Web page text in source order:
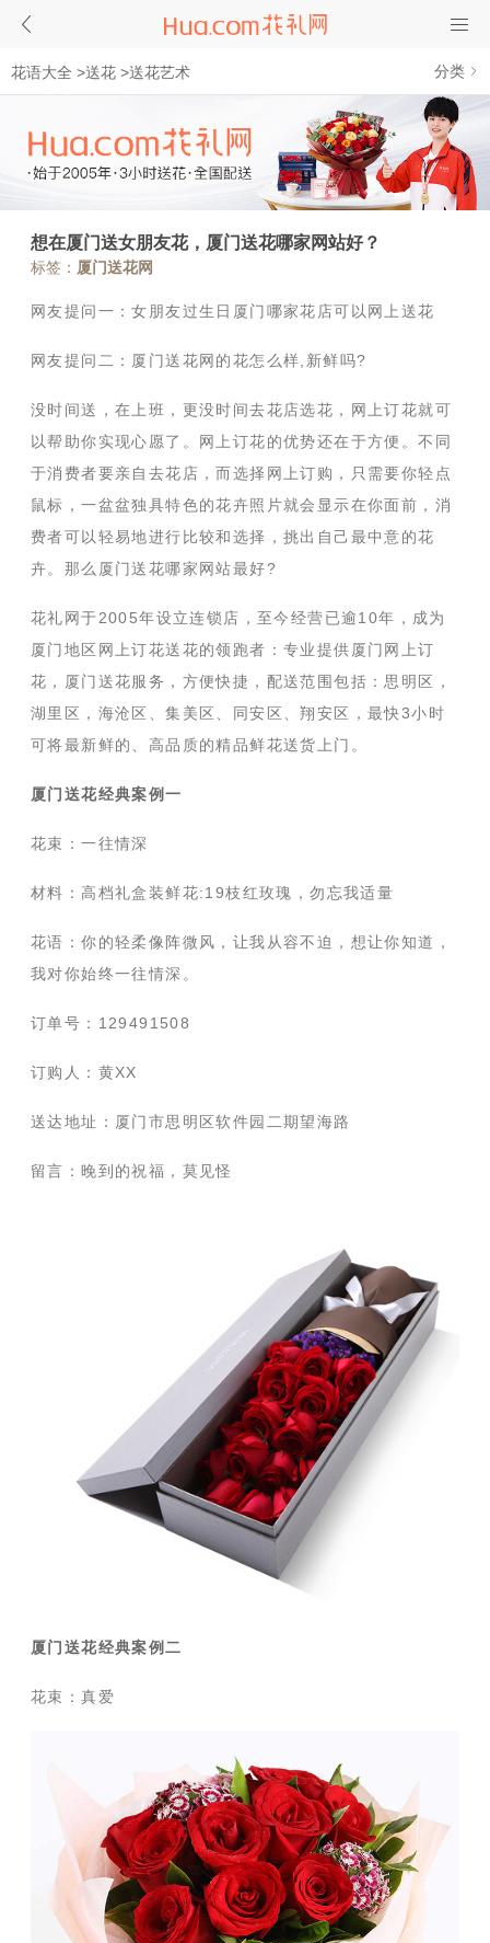
花语大全 >送花 >送花艺术 分类
想在厦门送女朋友花，厦门送花哪家网站好？
标签： 厦门送花网
网友提问一：女朋友过生日厦门哪家花店可以网上送花
网友提问二：厦门送花网的花怎么样,新鲜吗?
没时间送，在上班，更没时间去花店选花，网上订花就可
以帮助你实现心愿了。网上订花的优势还在于方便。不同
于消费者要亲自去花店，而选择网上订购，只需要你轻点
鼠标，一盆盆独具特色的花卉照片就会显示在你面前，消
费者可以轻易地进行比较和选择，挑出自己最中意的花
卉。那么厦门送花哪家网站最好?
花礼网于2005年设立连锁店，至今经营已逾10年，成为
厦门地区网上订花送花的领跑者：专业提供厦门网上订
花，厦门送花服务，方便快捷，配送范围包括：思明区，
湖里区，海沧区、集美区、同安区、翔安区，最快3小时
可将最新鲜的、高品质的精品鲜花送货上门。
厦门送花经典案例一
花束：一往情深
材料：高档礼盒装鲜花:19枝红玫瑰，勿忘我适量
花语：你的轻柔像阵微风，让我从容不迫，想让你知道，
我对你始终一往情深。
订单号：129491508
订购人：黄XX
送达地址：厦门市思明区软件园二期望海路
留言：晚到的祝福，莫见怪
厦门送花经典案例二
花束：真爱